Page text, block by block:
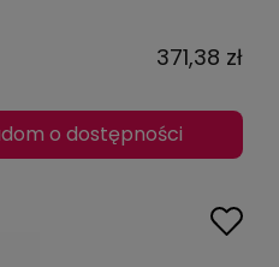
371,38 zł
o dostępności